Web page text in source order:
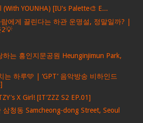
(With YOUNHA) [IU's Palette🎨 E...
에게 끌린다는 하관 운명설, 정말일까? |
2💡
하는 흥인지문공원 Heunginjimun Park,
는 하루🩵 | ‘GPT’ 음악방송 비하인드
X Girl! [IT’ZZZ S2 EP.01]
청동 Samcheong-dong Street, Seoul